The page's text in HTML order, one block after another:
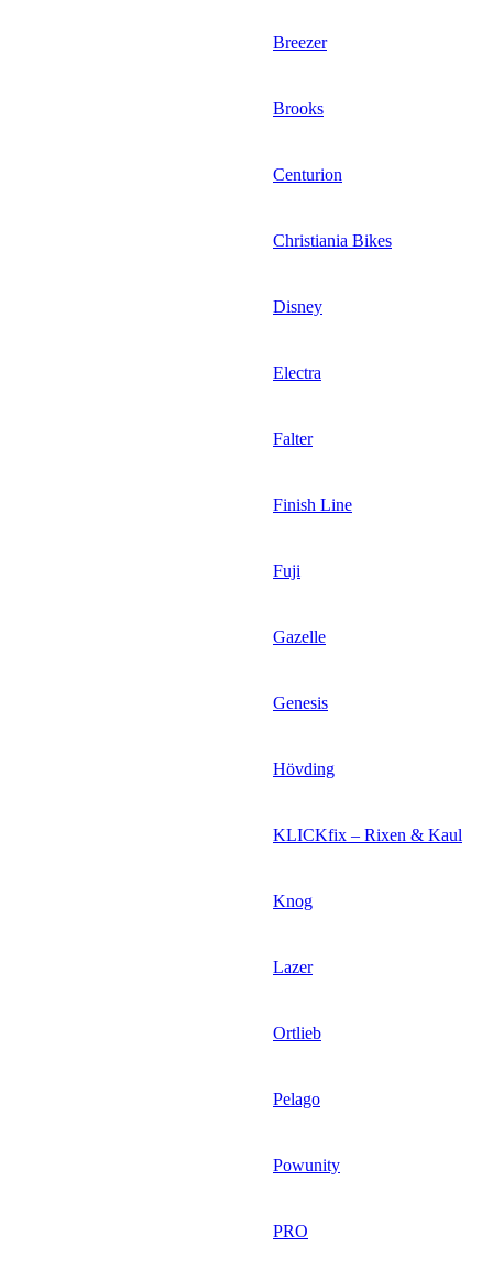
Breezer
Brooks
Centurion
Christiania Bikes
Disney
Electra
Falter
Finish Line
Fuji
Gazelle
Genesis
Hövding
KLICKfix – Rixen & Kaul
Knog
Lazer
Ortlieb
Pelago
Powunity
PRO